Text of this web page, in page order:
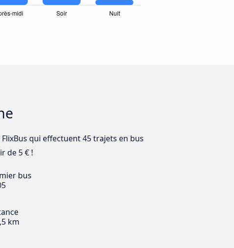
qui effectuent 45 trajets en bus
de 5 € !
bus
km